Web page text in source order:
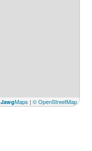
JawgMaps | © OpenStreetMap